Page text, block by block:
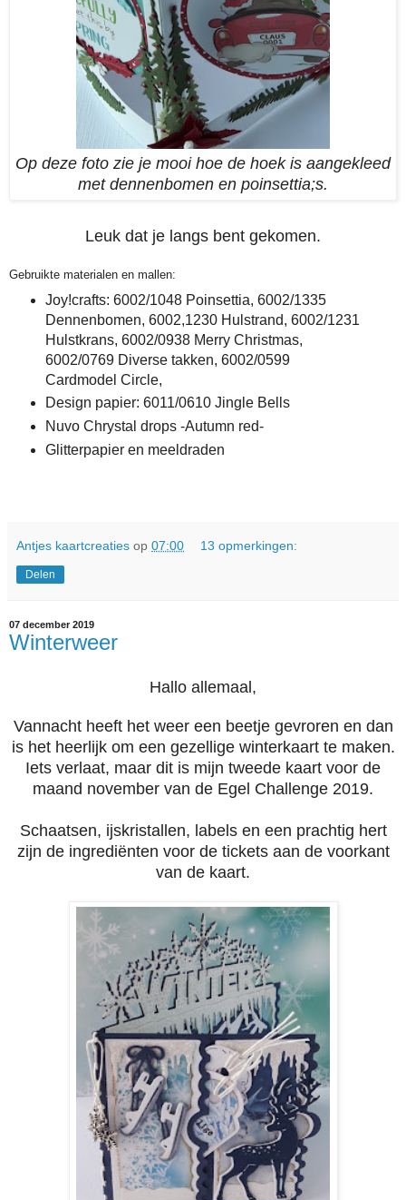
Op deze foto zie je mooi hoe de hoek is aangekleed
met dennenbomen en poinsettia;s.
Leuk dat je langs bent gekomen.
Gebruikte materialen en mallen:
Joy!crafts: 6002/1048 Poinsettia, 6002/1335
Dennenbomen, 6002,1230 Hulstrand, 6002/1231
Hulstkrans, 6002/0938 Merry Christmas,
6002/0769 Diverse takken, 6002/0599
Cardmodel Circle,
Design papier: 6011/0610 Jingle Bells
Nuvo Chrystal drops -Autumn red-
Glitterpapier en meeldraden
Antjes kaartcreaties op 07:00 13 opmerkingen:
Delen
07 december 2019
Winterweer
Hallo allemaal,
Vannacht heeft het weer een beetje gevroren en dan
is het heerlijk om een gezellige winterkaart te maken.
Iets verlaat, maar dit is mijn tweede kaart voor de
maand november van de Egel Challenge 2019.
Schaatsen, ijskristallen, labels en een prachtig hert
zijn de ingrediënten voor de tickets aan de voorkant
van de kaart.